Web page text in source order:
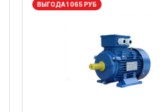
ВЫГОДА 1 065 РУБ